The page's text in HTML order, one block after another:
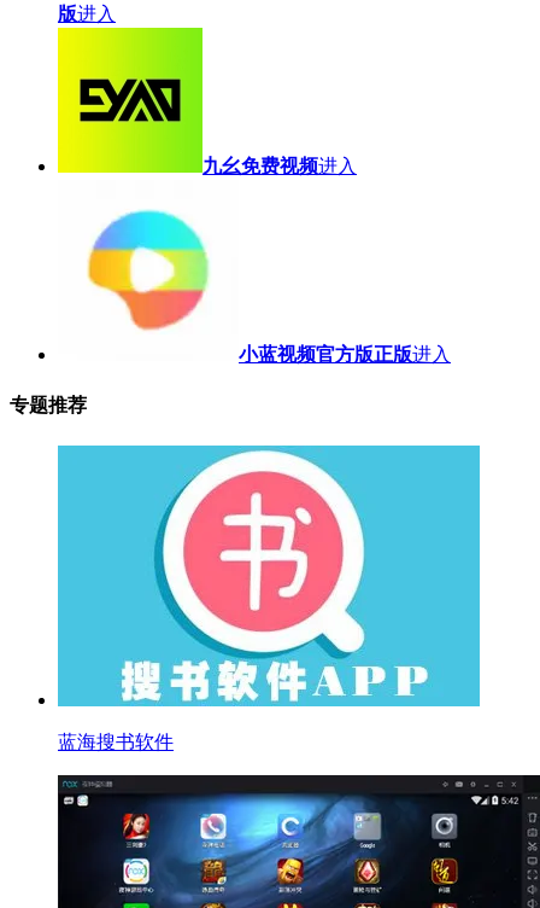
版进入
九幺免费视频进入
小蓝视频官方版正版进入
专题推荐
蓝海搜书软件